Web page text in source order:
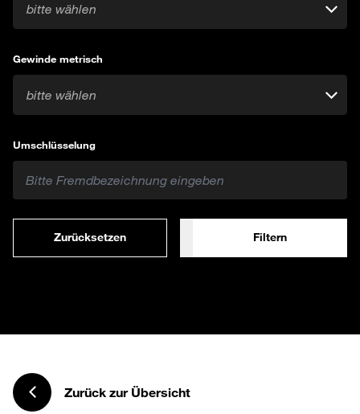
bitte wählen
Gewinde metrisch
bitte wählen
Umschlüsselung
Zurücksetzen Filtern
Zurück zur Übersicht